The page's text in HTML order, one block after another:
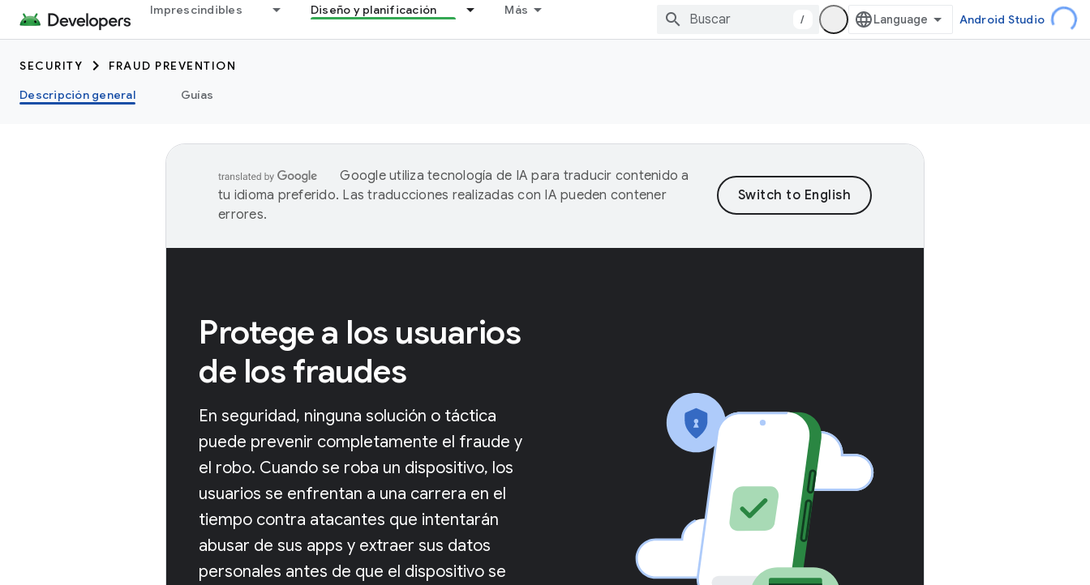
Imprescindibles Diseño y planificación Más
/ Android Studio
SECURITY
FRAUD PREVENTION
Descripción general
Guías
Google utiliza tecnología de IA para traducir contenido a
tu idioma preferido. Las traducciones realizadas con IA pueden contener
errores.
Protege a los usuarios
de los fraudes
En seguridad, ninguna solución o táctica
puede prevenir completamente el fraude y
el robo. Cuando se roba un dispositivo, los
usuarios se enfrentan a una carrera en el
tiempo contra atacantes que intentarán
abusar de sus apps y extraer sus datos
personales antes de que el dispositivo se